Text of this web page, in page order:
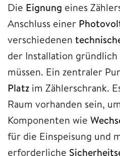
Die Eignung eines
Anschluss einer
verschiedenen
der Installation
müssen. Ein zentraler
Platz im Zählerschrank.
Raum vorhanden sein,
Komponenten wie
für die Einspeisung und
erforderliche